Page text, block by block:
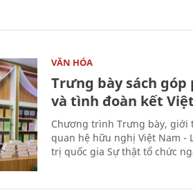
VĂN HÓA
Trưng bày sách
và tình đoàn kết
Chương trình Trưng bày, giới
quan hệ hữu nghị Việt Nam -
trị quốc gia Sự thật tổ chức